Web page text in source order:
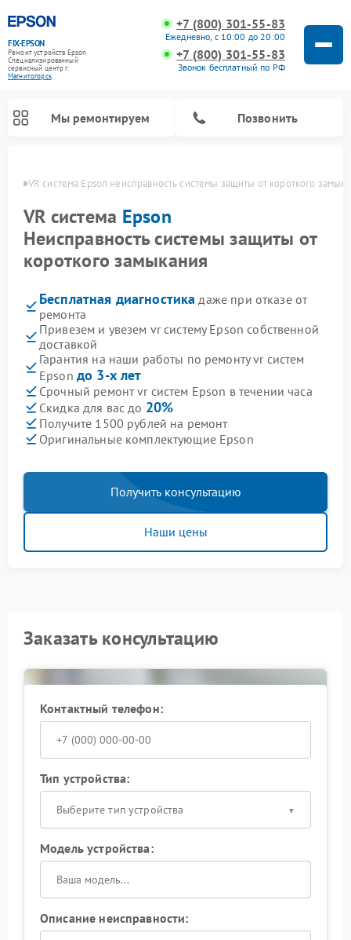
FIX-EPSON
Ремонт устройств Epson
Специализированный
cервисный центр г.
Магнитогорск
+7 (800) 301-55-83
Ежедневно, с 10:00 до 20:00
+7 (800) 301-55-83
Звонок бесплатный по РФ
Мы ремонтируем Позвонить
VR система Epson неисправность системы защиты от короткого
VR система Epson
Неисправность системы защиты от
короткого замыкания
Бесплатная диагностика даже при отказе от
ремонта
Привезем и увезем vr систему Epson собственной
доставкой
Гарантия на наши работы по ремонту vr систем
Epson до 3-х лет
Срочный ремонт vr систем Epson в течении часа
Скидка для вас до 20%
Получите 1500 рублей на ремонт
Оригинальные комплектующие Epson
Получить консультацию
Наши цены
Заказать консультацию
Контактный телефон:
Тип устройства:
Выберите тип устройства
Модель устройства:
Описание неисправности: